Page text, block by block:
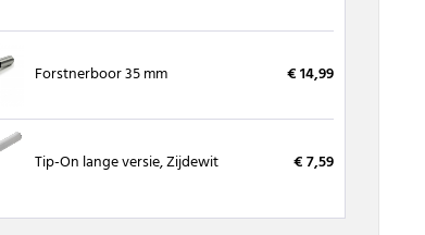
Forstnerboor 35 mm € 14,99
Tip-On lange versie, Zijdewit € 7,59